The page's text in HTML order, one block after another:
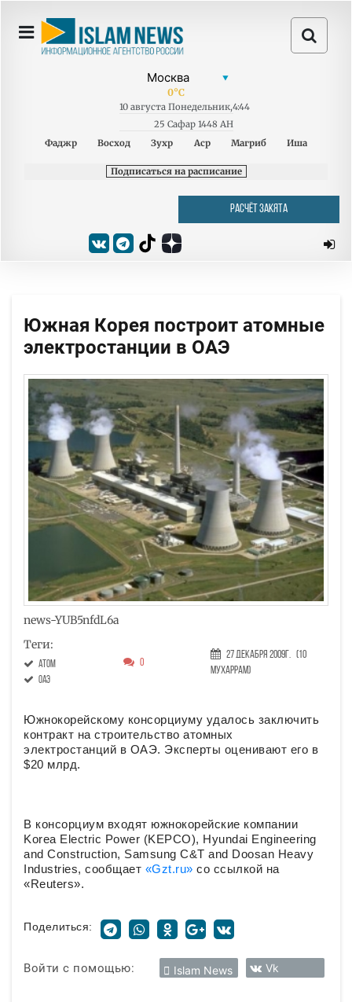
0°C
10 августа Понедельник,4:44
25 Сафар 1448 AH
Фаджр
Восход Зухр Аср Магриб Иша
Подписаться на расписание
РАСЧЁТ ЗАКЯТА
Южная Корея построит атомные
электростанции в ОАЭ
news-YUB5nfdL6a
Теги:
атом
оаэ
0
27 Декабря 2009г. (10
Мухаррам)
Южнокорейскому консорциуму удалось заключить
контракт на строительство атомных
электростанций в ОАЭ. Эксперты оценивают его в
$20 млрд.
В консорциум входят южнокорейские компании
Korea Electric Power (KEPCO), Hyundai Engineering
and Construction, Samsung C&T and Doosan Heavy
Industries, сообщает «Gzt.ru» со ссылкой на
«Reuters».
Поделиться:
Войти с помощью: Islam News Vk